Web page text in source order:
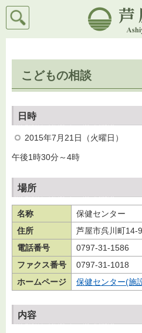
芦屋市
検索
こどもの相談
日時
2015年7月21日（火曜日）
午後1時30分～4時
場所
名称
保健センター
住所
芦屋市呉川町14-
電話番号
0797-31-1586
ファクス番号
0797-31-1018
ホームページ
保健センター(施
内容